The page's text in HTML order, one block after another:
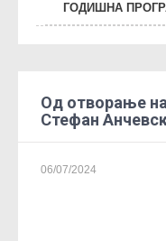
ГОДИШНА
Од отворање
Стефан
06/07/2024